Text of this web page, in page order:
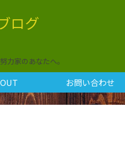
ログ
力家のあなたへ。
お問い合わせ